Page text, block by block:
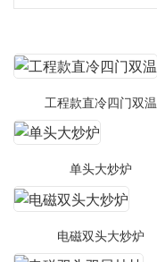
工程款直冷四门双温
单头大炒炉
电磁双头大炒炉